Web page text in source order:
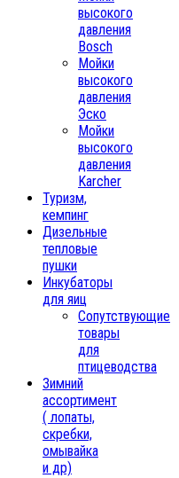
высокого
давления
Bosch
Мойки
высокого
давления
Эско
Мойки
высокого
давления
Karcher
Туризм,
кемпинг
Дизельные
тепловые
пушки
Инкубаторы
для яиц
Сопутствующие
товары
для
птицеводства
Зимний
ассортимент
( лопаты,
скребки,
омывайка
и др)